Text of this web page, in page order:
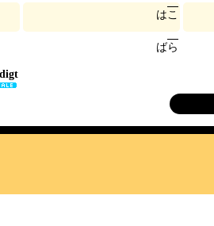
はこ
ばら